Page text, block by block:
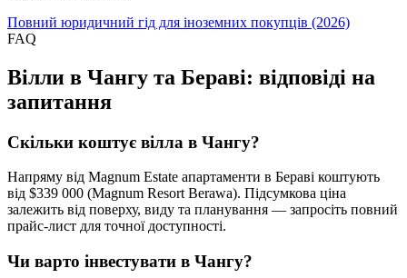
Повний юридичний гід для іноземних покупців (2026)
FAQ
Вілли в Чангу та Бераві: відповіді на
запитання
Скільки коштує вілла в Чангу?
Напряму від Magnum Estate апартаменти в Бераві коштують
від $339 000 (Magnum Resort Berawa). Підсумкова ціна
залежить від поверху, виду та планування — запросіть повний
прайс-лист для точної доступності.
Чи варто інвестувати в Чангу?